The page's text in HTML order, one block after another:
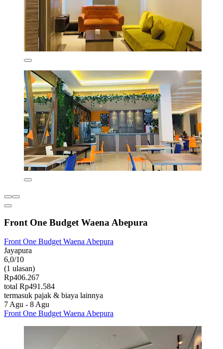
Front One Budget Waena Abepura
Front One Budget Waena Abepura
Jayapura
6,0/10
(1 ulasan)
Rp406.267
total Rp491.584
termasuk pajak & biaya lainnya
7 Agu - 8 Agu
Front One Budget Waena Abepura